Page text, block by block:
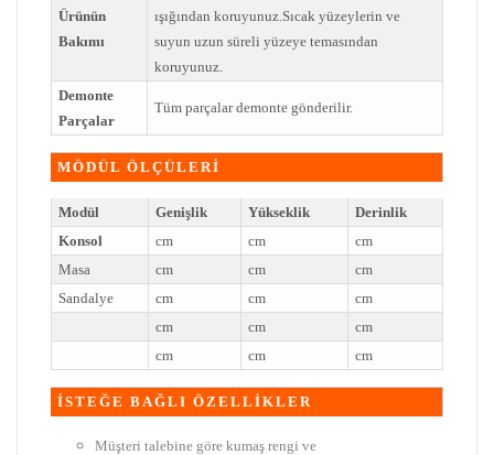
Ürünün
Bakımı
ışığından koruyunuz.Sıcak yüzeylerin ve
suyun uzun süreli yüzeye temasından
koruyunuz.
Demonte
Parçalar
Tüm parçalar demonte gönderilir.
MÖDÜL ÖLÇÜLERİ
Modül Genişlik Yükseklik
Derinlik
Konsol
cm cm
cm
Masa
cm cm
cm
Sandalye
cm cm
cm
cm
cm
cm
cm
cm cm
İSTEĞE BAĞLI ÖZELLİKLER
Müşteri talebine göre kumaş rengi ve